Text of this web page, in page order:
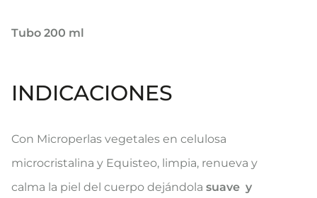
Tubo 200 ml
INDICACIONES
​Con Microperlas vegetales en celulosa
microcristalina y Equisteo, limpia, renueva y
calma la piel del cuerpo dejándola ​ suave y